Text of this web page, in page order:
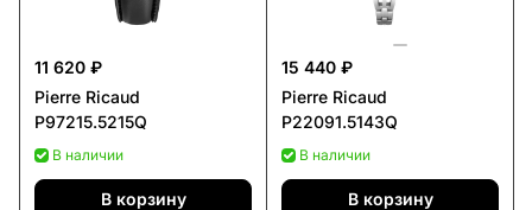
11 620 ₽
Pierre Ricaud
P97215.5215Q
В наличии
В корзину
15 440 ₽
Pierre Ricaud
P22091.5143Q
В наличии
В корзину